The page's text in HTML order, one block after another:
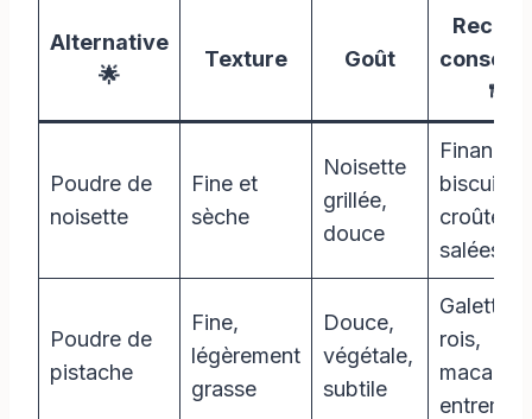
Alternative
🌟
Texture Goût
🍽️
Poudre de
noisette
Fine et
sèche
Noisette
grillée,
douce
biscuits,
croûtes
salées
Poudre de
pistache
Fine,
légèrement
grasse
Douce,
végétale,
subtile
Galette
rois,